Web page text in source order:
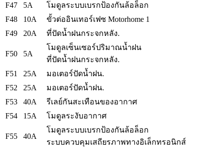
F47
5A
โมดูลระบบเบรกป้องกันล้อล็อก
F48
10A
ขั้วต่ออินเทอร์เฟซ Motorhome 1
F49
20A ที่ปัดน้ำฝนกระจกหลัง.
F50 5A
โมดูลเซ็นเซอร์ปริมาณน้ำฝน
ที่ปัดน้ำฝนกระจกหลัง.
F51
25A
มอเตอร์ปัดน้ำฝน.
F52
25A
มอเตอร์ปัดน้ำฝน.
F53
40A
รีเลย์กันสะเทือนของอากาศ
F54
15A โมดูลระงับอากาศ
F55 40A
โมดูลระบบเบรกป้องกันล้อล็อก
ระบบควบคุมเสถียรภาพทางอิเล็กทรอนิกส์